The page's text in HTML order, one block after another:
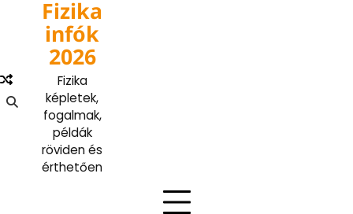
content
Fizika
infók
2026
Fizika
képletek,
fogalmak,
példák
röviden és
érthetően